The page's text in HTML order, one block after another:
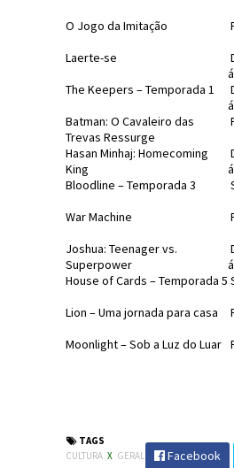
O Jogo da Imitação
Laerte-se
The Keepers – Temporada 1
Batman: O Cavaleiro das
Trevas Ressurge
Hasan Minhaj: Homecoming
King
Bloodline – Temporada 3
War Machine
Joshua: Teenager vs.
Superpower
House of Cards – Temporada 5
Lion – Uma jornada para casa
Moonlight – Sob a Luz do Luar
TAGS
CULTURA X GERAL Facebook